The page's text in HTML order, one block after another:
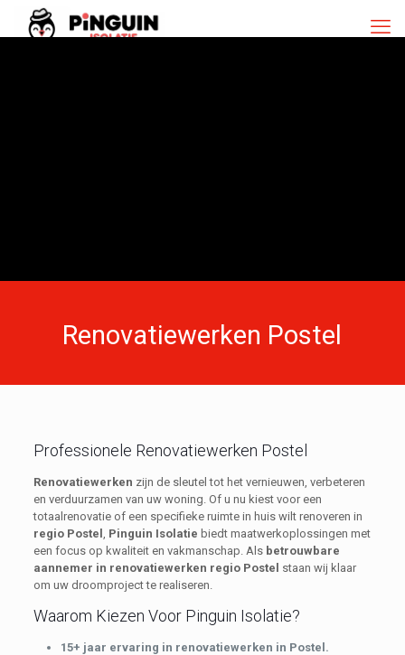
Renovatiewerken Postel
Professionele Renovatiewerken Postel
Renovatiewerken zijn de sleutel tot het vernieuwen, verbeteren
en verduurzamen van uw woning. Of u nu kiest voor een
totaalrenovatie of een specifieke ruimte in huis wilt renoveren in
regio Postel Pinguin Isolatie biedt maatwerkoplossingen met
een focus op kwaliteit en vakmanschap. Als betrouwbare
aannemer in renovatiewerken regio Postel staan wij klaar
om uw droomproject te realiseren.
Waarom Kiezen Voor Pinguin Isolatie?
15+ jaar ervaring in renovatiewerken in Postel.